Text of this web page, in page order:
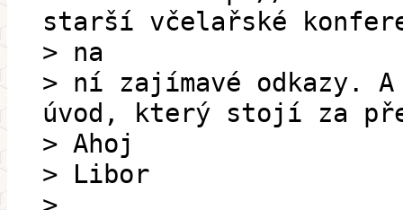
starší včelařské
> na
> ní zajímavé odkazy.
úvod, který stojí za
> Ahoj
> Libor